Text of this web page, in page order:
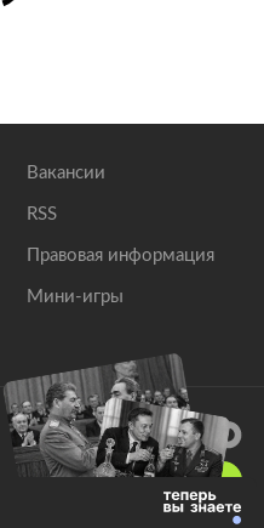
Вакансии
RSS
Правовая информация
Мини-игры
защищены.